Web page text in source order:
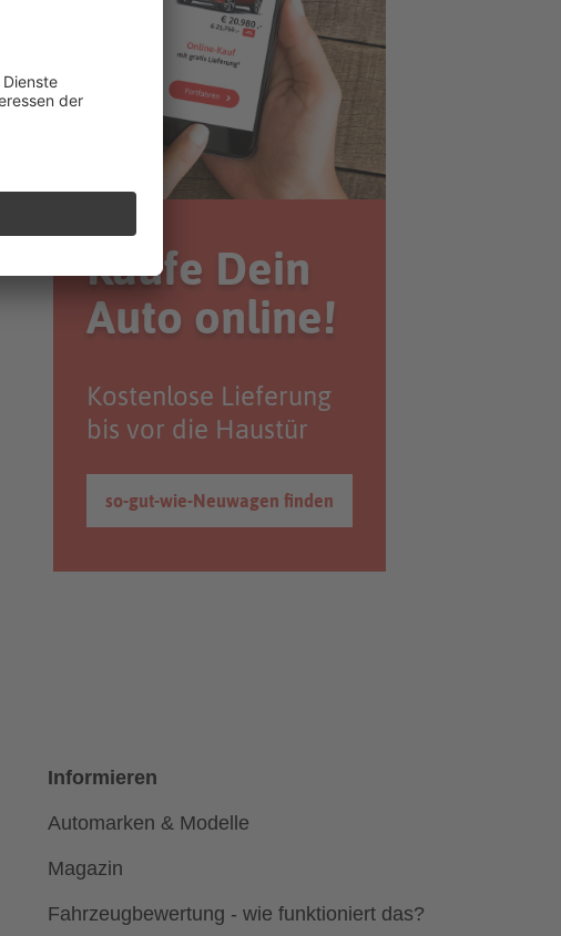
Kaufe Dein
Auto online!
Kostenlose Lieferung
bis vor die Haustür
so-gut-wie-Neuwagen finden
Informieren
Automarken & Modelle
Magazin
Fahrzeugbewertung - wie funktioniert das?